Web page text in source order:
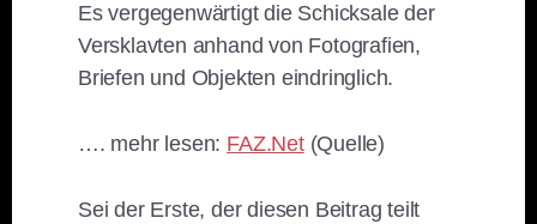
Es vergegenwärtigt die Schicksale der
Versklavten anhand von Fotografien,
Briefen und Objekten eindringlich.
…. mehr lesen: FAZ.Net(Quelle)
Sei der Erste, der diesen Beitrag teilt